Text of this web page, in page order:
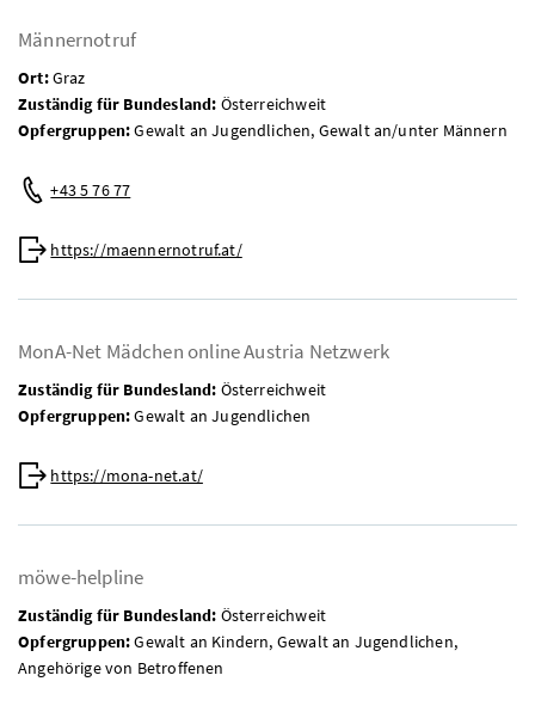
Männernotruf
Ort:Graz
Zuständig für Bundesland: Österreichweit
Opfergruppen:Gewalt an Jugendlichen, Gewalt an/unter Männern
Telefon:
+43 5 76 77
Web:
https://maennernotruf.at/
MonA-Net Mädchen online Austria Netzwerk
Zuständig für Bundesland: Österreichweit
Opfergruppen:Gewalt an Jugendlichen
Web:
https://mona-net.at/
möwe-helpline
Zuständig für Bundesland: Österreichweit
Opfergruppen:Gewalt an Kindern, Gewalt an Jugendlichen,
Angehörige von Betroffenen